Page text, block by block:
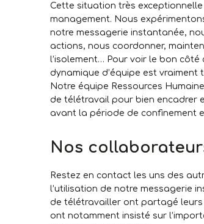
Cette situation très
management. Nous
notre messagerie instantanée,
actions, nous coordonner,
l’isolement… Pour voir le bon côté
dynamique d’équipe est vraiment
Notre équipe Ressources
de télétravail pour bien encadrer
avant la période de confinement
Nos
Restez en contact les uns des
l’utilisation de notre messagerie
de télétravailler ont partagé leurs
ont notamment insisté sur